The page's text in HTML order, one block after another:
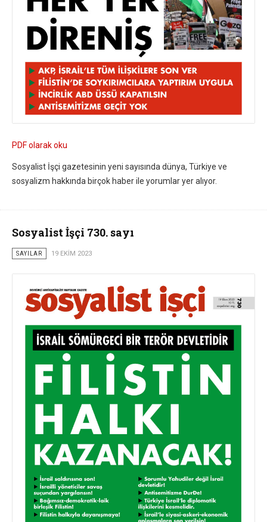
PDF olarak oku
Sosyalist İşçi gazetesinin yeni sayısında dünya, Türkiye ve
sosyalizm hakkında birçok haber ile yorumlar yer alıyor.
Sosyalist İşçi 730. sayı
SAYILAR 19 EKIM 2023